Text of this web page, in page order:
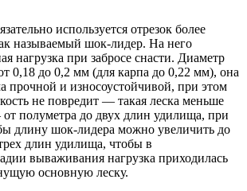
используется отрезок более
называемый шок-лидер. На него
нагрузка при забросе снасти. Диаметр
0,18 до 0,2 мм (для карпа до 0,22 мм), она
прочной и износоустойчивой, при этом
не повредит — такая леска меньше
полуметра до двух длин удилища, при
длину шок-лидера можно увеличить до
длин удилища, чтобы в
вываживания нагрузка приходилась
основную леску.